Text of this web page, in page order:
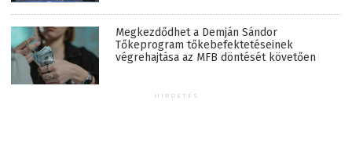
Megkezdődhet a Demján Sándor
Tőkeprogram tőkebefektetéseinek
végrehajtása az MFB döntését követően
HIRDETÉS